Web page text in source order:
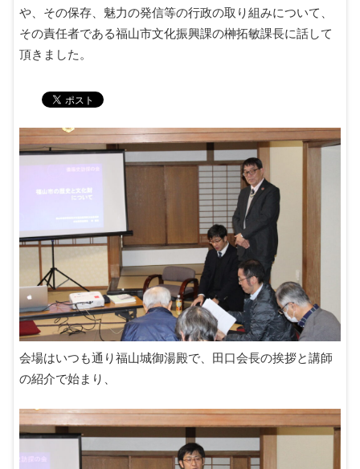
や、その保存、魅力の発信等の行政の取り組みについて、
その責任者である福山市文化振興課の榊拓敏課長に話して
頂きました。
会場はいつも通り福山城御湯殿で、田口会長の挨拶と講師
の紹介で始まり、